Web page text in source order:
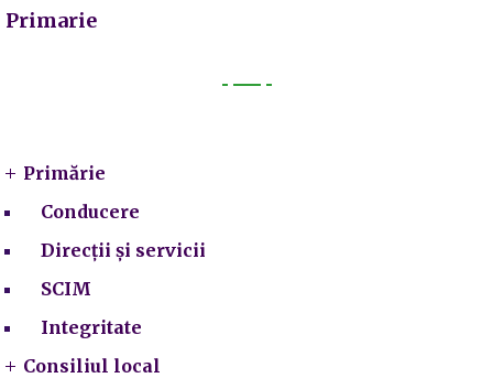
Primarie
Primărie
Conducere
Direcții și servicii
SCIM
Integritate
Consiliul local